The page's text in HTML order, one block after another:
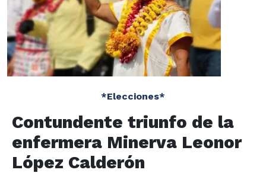
*Elecciones*
Contundente triunfo de la
enfermera Minerva Leonor
López Calderón